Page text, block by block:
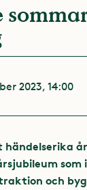
2023, 14:00
och